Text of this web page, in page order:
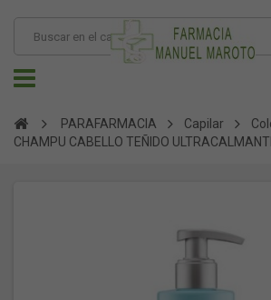
PARAFARMACIA Capilar
CHAMPU CABELLO TEÑIDO